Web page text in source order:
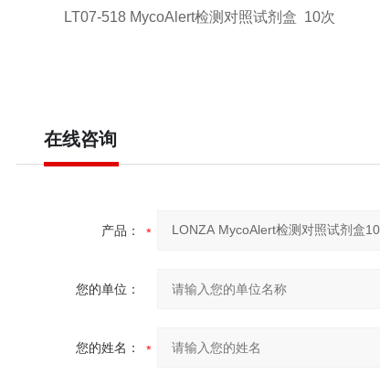
LT07-518 MycoAlert检测对照试剂盒 10次
在线咨询
产品：
您的单位：
您的姓名：